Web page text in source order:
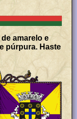
amarelo e
púrpura. Haste